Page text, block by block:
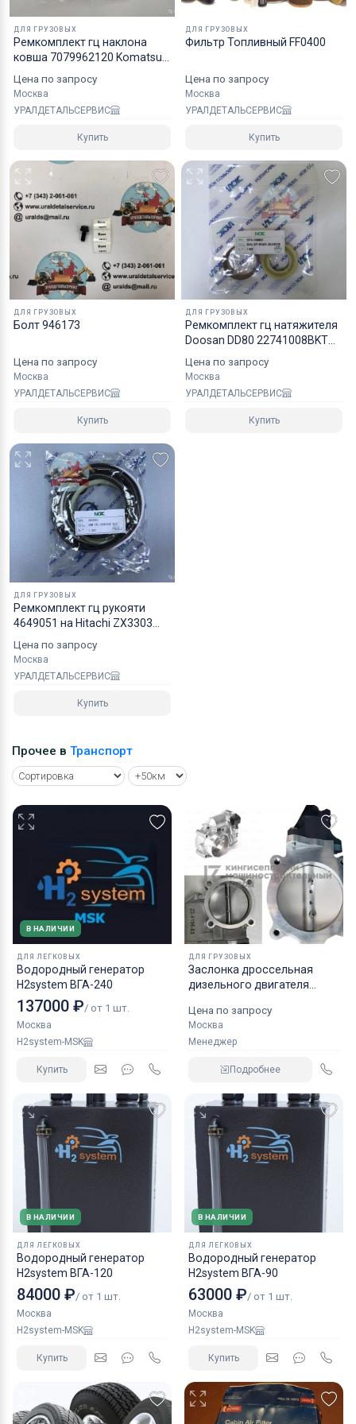
хрупких грузов.
Коробки оптимального размера и с
надежным уровнем защиты.
Специалисты компании готовы взять на себя все
мероприятия по оформлению документов и
страны СНГ, Азии и ЕС.
ДЛЯ ГРУЗОВЫХ
Ремкомплект гц наклона
ковша 7079962120 Komatsu
Цена по запросу
Москва
УРАЛДЕТАЛЬСЕРВИС
Купить
ДЛЯ ГРУЗОВЫХ
Фильтр Топливный FF0400
Цена по запросу
Москва
УРАЛДЕТАЛЬСЕРВИС
Купить
ДЛЯ ГРУЗОВЫХ
Болт 946173
Цена по запросу
Москва
УРАЛДЕТАЛЬСЕРВИС
Купить
ДЛЯ ГРУЗОВЫХ
Ремкомплект гц натяжителя
Doosan DD80 22741008BKT
Цена по запросу
Москва
УРАЛДЕТАЛЬСЕРВИС
Купить
ДЛЯ ГРУЗОВЫХ
Ремкомплект гц рукояти
4649051 на Hitachi ZX3303
Цена по запросу
Москва
УРАЛДЕТАЛЬСЕРВИС
Купить
Прочее в Транспорт
В НАЛИЧИИ
ДЛЯ ЛЕГКОВЫХ
Водородный генератор
H2system ВГА-240
137000 ₽/ от 1 шт.
Москва
H2system-MSK
Купить
ДЛЯ ГРУЗОВЫХ
Заслонка дроссельная
дизельного двигателя
Цена по запросу
Москва
Менеджер
Подробнее
В НАЛИЧИИ
ДЛЯ ЛЕГКОВЫХ
Водородный генератор
H2system ВГА-120
84000 ₽/ от 1 шт.
Москва
H2system-MSK
Купить
В НАЛИЧИИ
ДЛЯ ЛЕГКОВЫХ
Водородный генератор
H2system ВГА-90
63000 ₽/ от 1 шт.
Москва
H2system-MSK
Купить